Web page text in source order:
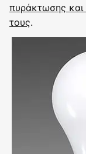
πυράκτωσης και
τους.